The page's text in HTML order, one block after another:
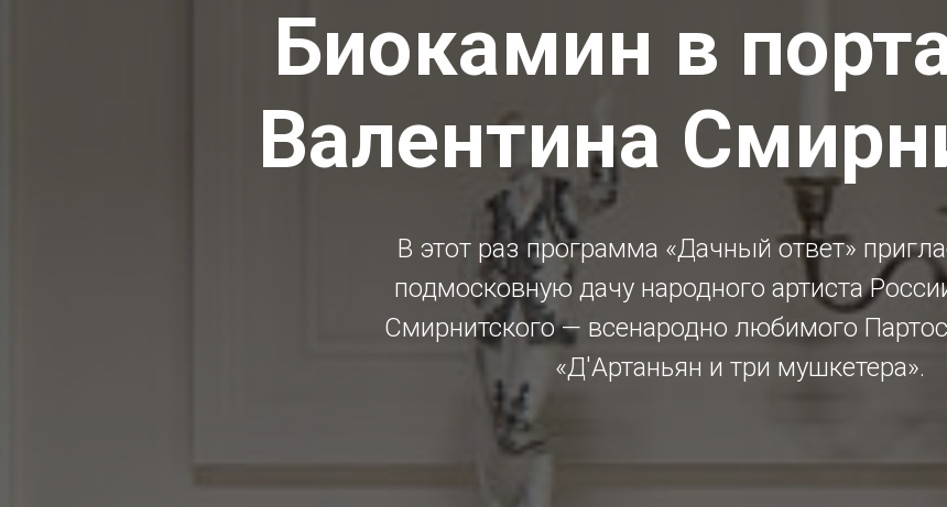
Биокамин в
Валентина
В этот раз программа «Дачный ответ»
подмосковную дачу народного артиста
Смирнитского — всенародно любимого
«Д'Артаньян и три мушкетера».